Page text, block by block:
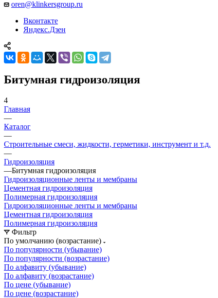
oren@klinkersgroup.ru
Вконтакте
Яндекс.Дзен
Битумная гидроизоляция
4
Главная
—
Каталог
—
Строительные смеси, жидкости, герметики, инструмент и т.д.
—
Гидроизоляция
—Битумная гидроизоляция
Гидроизоляционные ленты и мембраны
Цементная гидроизоляция
Полимерная гидроизоляция
Гидроизоляционные ленты и мембраны
Цементная гидроизоляция
Полимерная гидроизоляция
Фильтр
По умолчанию (возрастание)
По популярности (убывание)
По популярности (возрастание)
По алфавиту (убывание)
По алфавиту (возрастание)
По цене (убывание)
По цене (возрастание)